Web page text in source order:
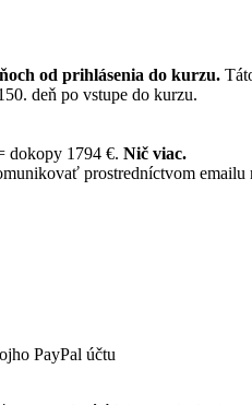
od prihlásenia do kurzu.
deň po vstupe do kurzu.
dokopy 1794 €. Nič viac.
prostredníctvom emailu
PayPal účtu